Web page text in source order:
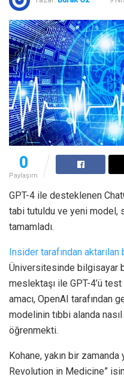
0
Paylaşım
GPT-4 ile desteklenen
tabi tutuldu ve yeni model,
tamamladı.
Insider tarafından
Üniversitesinde bilgisayar
meslektaşı ile GPT-4’ü
amacı, OpenAI tarafından
modelinin tıbbi alanda
öğrenmekti.
Kohane, yakın bir zamanda
Revolution in Medicine”